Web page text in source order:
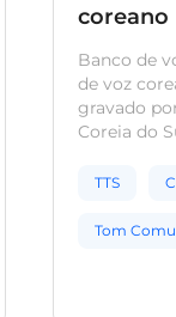
coreano
Banco de
de voz
gravado
Coreia do
notícias e
TTS
Tom